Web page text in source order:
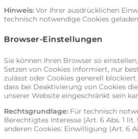
Hinweis: Vor Ihrer ausdrücklichen
technisch notwendige Cookies
Browser-Einstellungen
Sie können Ihren Browser so
Setzen von Cookies informiert, nur
zulässt oder Cookies generell
dass bei Deaktivierung von Cookies
unserer Website eingeschränkt sein
Rechtsgrundlage: Für technisch
Berechtigtes Interesse (Art. 6 Abs. 1 lit.
anderen Cookies: Einwilligung (Art. 6